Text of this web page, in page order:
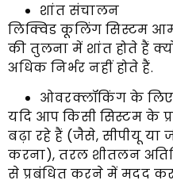
शांत संचालन
लिक्विड कूलिंग सिस्टम
की तुलना में शांत होते हैं
अधिक निर्भर नहीं होते हैं.
ओवरक्लॉकिंग के लिए
यदि आप किसी सिस्टम के
बढ़ा रहे हैं (जैसे, सीपीयू
करना), तरल शीतलन
से प्रबंधित करने में मदद